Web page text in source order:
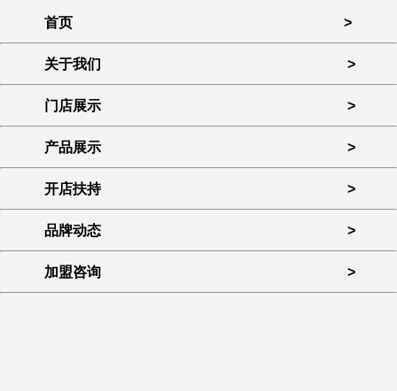
首页 >
关于我们 >
门店展示 >
产品展示 >
开店扶持 >
品牌动态 >
加盟咨询 >